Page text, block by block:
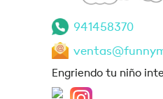
941458370
Engriendo tu niño